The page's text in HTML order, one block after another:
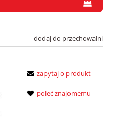
dodaj do przechowalni
zapytaj o produkt
poleć znajomemu